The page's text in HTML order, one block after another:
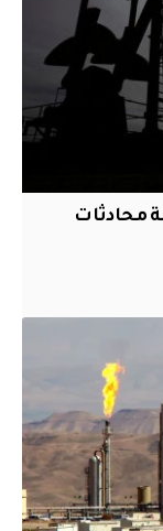
محادثات